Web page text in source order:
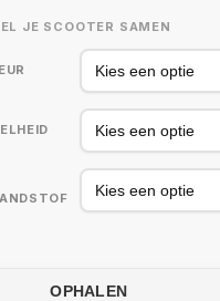
JE SCOOTER SAMEN
OPHALEN